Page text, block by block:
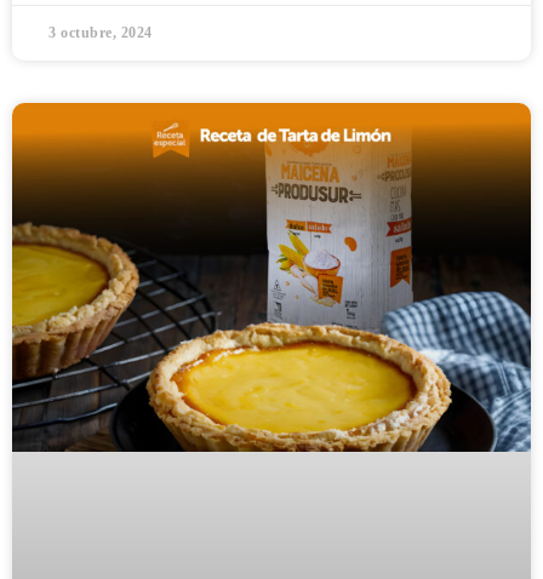
3 octubre, 2024